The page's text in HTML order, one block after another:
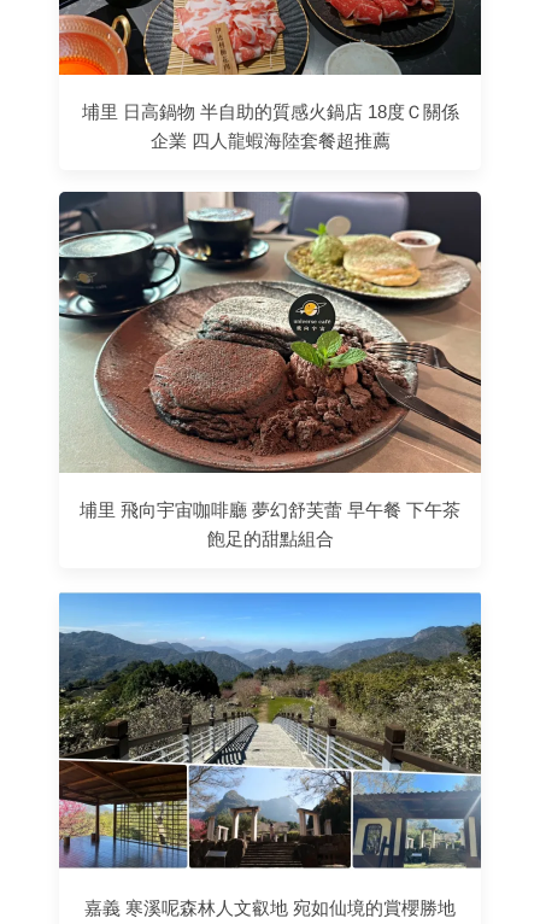
埔里 日高鍋物 半自助的質感火鍋店 18度Ｃ關係
企業 四人龍蝦海陸套餐超推薦
埔里 飛向宇宙咖啡廳 夢幻舒芙蕾 早午餐 下午茶
飽足的甜點組合
嘉義 寒溪呢森林人文叡地 宛如仙境的賞櫻勝地